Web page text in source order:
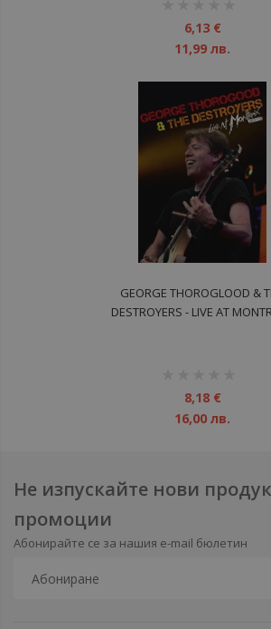
6,13 €
11,99 лв.
GEORGE THOROGLOOD &
DESTROYERS - LIVE AT
8,18 €
16,00 лв.
Не изпускайте нови
промоции
Абонирайте се за нашия e-mail бюлетин